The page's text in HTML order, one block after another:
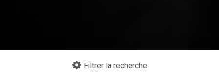
Filtrer la recherche